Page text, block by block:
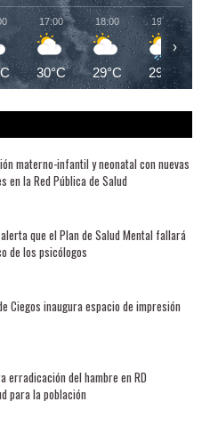
17:00
30°C
18:00
29°C
19:00
29°C
›
materno-infantil y neonatal con nuevas
en la Red Pública de Salud
que el Plan de Salud Mental fallará
de los psicólogos
Ciegos inaugura espacio de impresión
erradicación del hambre en RD
para la población